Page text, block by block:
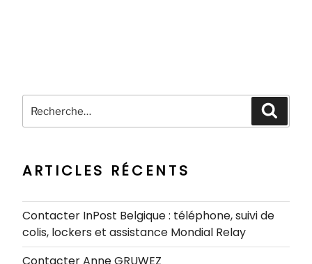
pour
ARTICLES RÉCENTS
Contacter InPost Belgique : téléphone, suivi de
colis, lockers et assistance Mondial Relay